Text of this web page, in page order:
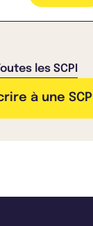
les SCPI
à une SCPI